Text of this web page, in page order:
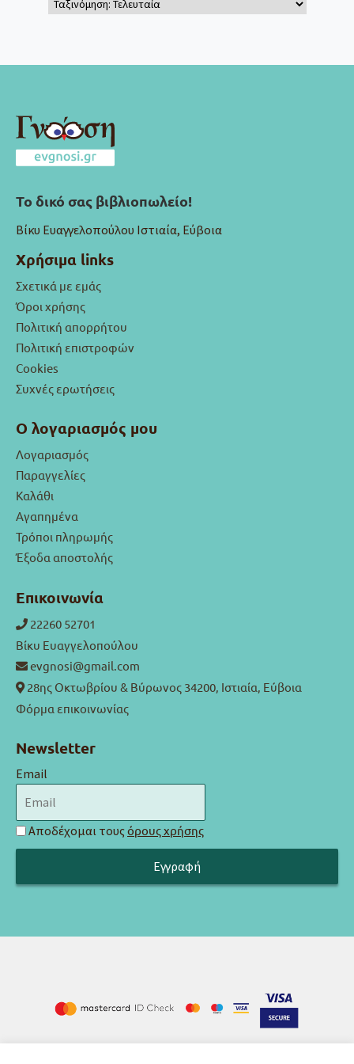
Το δικό σας βιβλιοπωλείο!
Βίκυ Ευαγγελοπούλου Ιστιαία, Εύβοια
Χρήσιμα links
Σχετικά με εμάς
Όροι χρήσης
Πολιτική απορρήτου
Πολιτική επιστροφών
Cookies
Συχνές ερωτήσεις
Ο λογαριασμός μου
Λογαριασμός
Παραγγελίες
Καλάθι
Αγαπημένα
Τρόποι πληρωμής
Έξοδα αποστολής
Επικοινωνία
22260 52701
Βίκυ Ευαγγελοπούλου
evgnosi@gmail.com
28ης Οκτωβρίου & Βύρωνος 34200, Ιστιαία, Εύβοια
Φόρμα επικοινωνίας
Newsletter
Email
Αποδέχομαι τους όρους χρήσης